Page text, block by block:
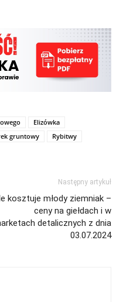
Elizówka
gruntowy
Rybitwy
Następny artykuł
kosztuje młody ziemniak –
ceny na giełdach i w
detalicznych z dnia
03.07.2024